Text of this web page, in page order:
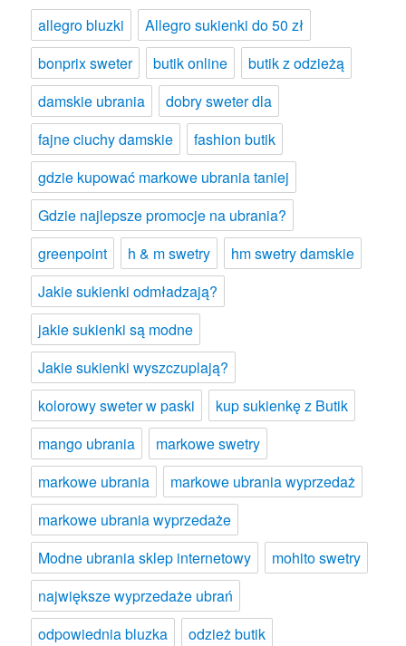
allegro bluzki
Allegro sukienki do 50 zł
bonprix sweter
butik online
butik z odzieżą
damskie ubrania
dobry sweter dla
fajne ciuchy damskie
fashion butik
gdzie kupować markowe ubrania taniej
Gdzie najlepsze promocje na ubrania?
greenpoint
h & m swetry
hm swetry damskie
Jakie sukienki odmładzają?
jakie sukienki są modne
Jakie sukienki wyszczuplają?
kolorowy sweter w paski
kup sukienkę z Butik
mango ubrania
markowe swetry
markowe ubrania
markowe ubrania wyprzedaż
markowe ubrania wyprzedaże
Modne ubrania sklep internetowy
mohito swetry
największe wyprzedaże ubrań
odpowiednia bluzka
odzież butik